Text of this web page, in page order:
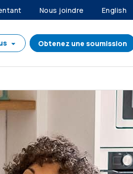
Nous joindre English
Obtenez une soumission